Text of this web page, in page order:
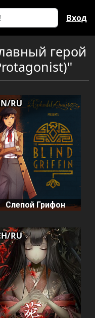
Вход
герой
Слепой Грифон
RU
RU